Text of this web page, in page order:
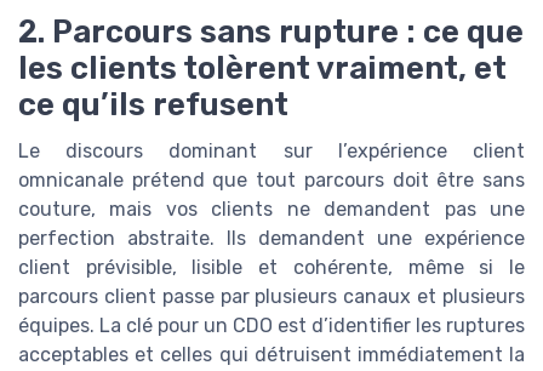
2. Parcours sans rupture : ce que
les clients tolèrent vraiment, et
ce qu’ils refusent
Le discours dominant sur l’expérience client
omnicanale prétend que tout parcours doit être sans
couture, mais vos clients ne demandent pas une
perfection abstraite. Ils demandent une expérience
client prévisible, lisible et cohérente, même si le
parcours client passe par plusieurs canaux et plusieurs
équipes. La clé pour un CDO est d’identifier les ruptures
acceptables et celles qui détruisent immédiatement la